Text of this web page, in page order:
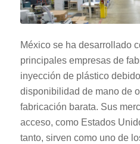
México se ha desarrollado
principales empresas de
inyección de plástico
disponibilidad de mano de
fabricación barata. Sus
acceso, como Estados
tanto, sirven como uno de